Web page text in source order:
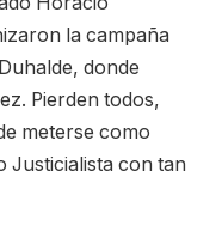
la campaña
donde
Pierden todos,
meterse como
Justicialista con tan